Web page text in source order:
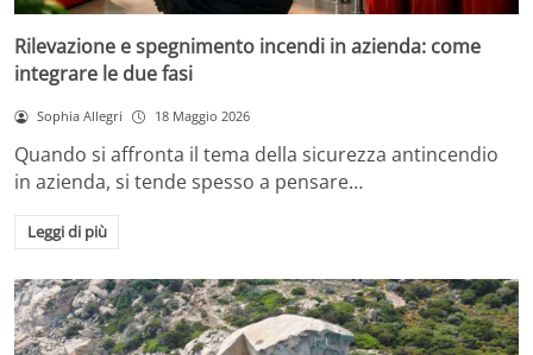
Rilevazione e spegnimento incendi in azienda: come
integrare le due fasi
Sophia Allegri 18 Maggio 2026
Quando si affronta il tema della sicurezza antincendio
in azienda, si tende spesso a pensare…
Leggi di più